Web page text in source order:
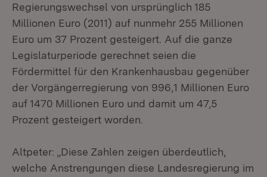
Regierungswechsel von ursprünglich 185
Millionen Euro (2011) auf nunmehr 255 Millionen
Euro um 37 Prozent gesteigert. Auf die ganze
Legislaturperiode gerechnet seien die
Fördermittel für den Krankenhausbau gegenüber
der Vorgängerregierung von 996,1 Millionen Euro
auf 1470 Millionen Euro und damit um 47,5
Prozent gesteigert worden.
Altpeter: „Diese Zahlen zeigen überdeutlich,
welche Anstrengungen diese Landesregierung im